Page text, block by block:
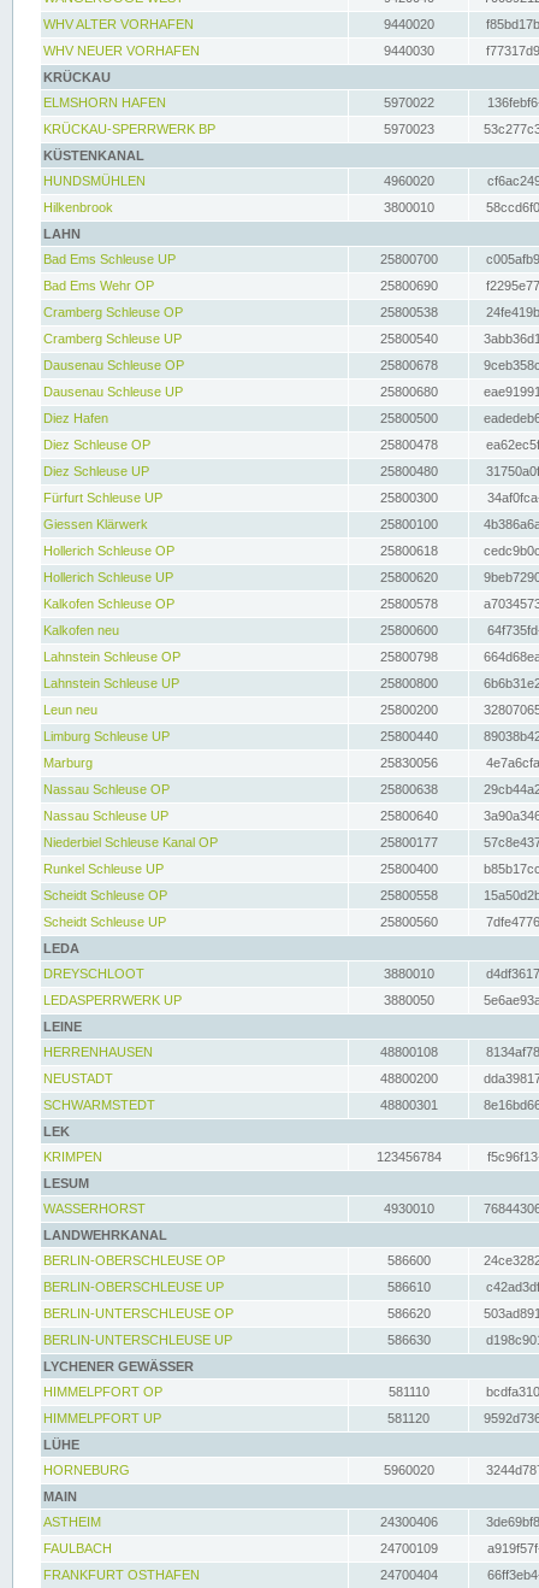
WHV ALTER VORHAFEN
9440020
WHV NEUER VORHAFEN
9440030
KRÜCKAU
ELMSHORN HAFEN
5970022
KRÜCKAU-SPERRWERK BP
5970023
KÜSTENKANAL
HUNDSMÜHLEN
4960020
Hilkenbrook
3800010
LAHN
Bad Ems Schleuse UP
25800700
Bad Ems Wehr OP
25800690
Cramberg Schleuse OP
25800538
Cramberg Schleuse UP
25800540
Dausenau Schleuse OP
25800678
Dausenau Schleuse UP
25800680
Diez Hafen
25800500
Diez Schleuse OP
25800478
Diez Schleuse UP
25800480
Fürfurt Schleuse UP
25800300
Giessen Klärwerk
25800100
Hollerich Schleuse OP
25800618
Hollerich Schleuse UP
25800620
Kalkofen Schleuse OP
25800578
Kalkofen neu
25800600
Lahnstein Schleuse OP
25800798
Lahnstein Schleuse UP
25800800
Leun neu
25800200
Limburg Schleuse UP
25800440
Marburg
25830056
Nassau Schleuse OP
25800638
Nassau Schleuse UP
25800640
Niederbiel Schleuse Kanal OP
25800177
Runkel Schleuse UP
25800400
Scheidt Schleuse OP
25800558
Scheidt Schleuse UP
25800560
LEDA
DREYSCHLOOT
3880010
LEDASPERRWERK UP
3880050
LEINE
HERRENHAUSEN
48800108
NEUSTADT
48800200
SCHWARMSTEDT
48800301
LEK
KRIMPEN
123456784
LESUM
WASSERHORST
4930010
LANDWEHRKANAL
BERLIN-OBERSCHLEUSE OP
586600
BERLIN-OBERSCHLEUSE UP
586610
BERLIN-UNTERSCHLEUSE OP
586620
BERLIN-UNTERSCHLEUSE UP
586630
LYCHENER GEWÄSSER
HIMMELPFORT OP
581110
HIMMELPFORT UP
581120
LÜHE
HORNEBURG
5960020
MAIN
ASTHEIM
24300406
FAULBACH
24700109
FRANKFURT OSTHAFEN
24700404